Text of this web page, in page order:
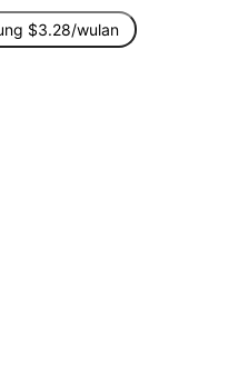
$3.28/wulan